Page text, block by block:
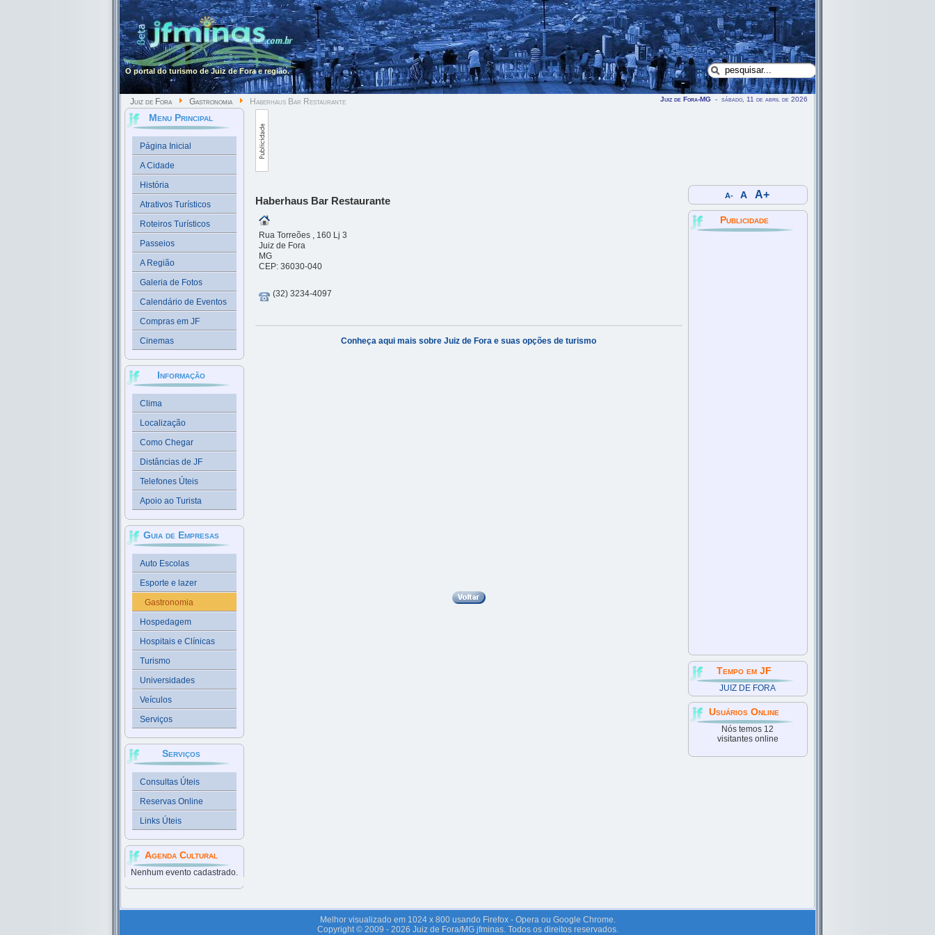
O portal do turismo de Juiz de Fora e região.
Juiz de Fora Gastronomia Haberhaus Bar Restaurante Juiz de Fora-MG - sábado, 11 de abril de 2026
Menu Principal
Página Inicial
A Cidade
História
Atrativos Turísticos
Roteiros Turísticos
Passeios
A Região
Galeria de Fotos
Calendário de Eventos
Compras em JF
Cinemas
Informação
Clima
Localização
Como Chegar
Distâncias de JF
Telefones Úteis
Apoio ao Turista
Guia de Empresas
Auto Escolas
Esporte e lazer
Gastronomia
Hospedagem
Hospitais e Clínicas
Turismo
Universidades
Veículos
Serviços
Serviços
Consultas Úteis
Reservas Online
Links Úteis
Agenda Cultural
Nenhum evento cadastrado.
Haberhaus Bar Restaurante
Rua Torreões , 160 Lj 3
Juiz de Fora
MG
CEP: 36030-040
(32) 3234-4097
Conheça aqui mais sobre Juiz de Fora e suas opções de turismo
A- A A+
Publicidade
Tempo em JF
JUIZ DE FORA
Usuários Online
Nós temos 12
visitantes online
Melhor visualizado em 1024 x 800 usando Firefox - Opera ou Google Chrome.
Copyright © 2009 - 2026 Juiz de Fora/MG jfminas. Todos os direitos reservados.